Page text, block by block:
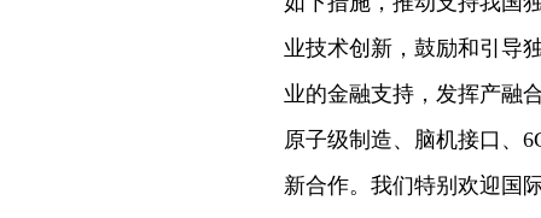
业技术创新，鼓励和引导
业的金融支持，发挥产融
原子级制造、脑机接口、
新合作。我们特别欢迎国